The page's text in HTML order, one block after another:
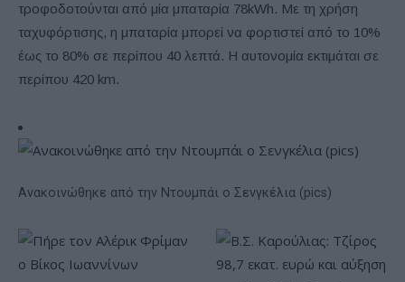
τροφοδοτούνται από μία μπαταρία 78kWh. Με τη χρήση
ταχυφόρτισης, η μπαταρία μπορεί να φορτιστεί από το 10%
έως το 80% σε περίπου 40 λεπτά. Η αυτονομία εκτιμάται σε
περίπου 420 km.
Ανακοινώθηκε από την Ντουμπάι ο Σενγκέλια (pics)